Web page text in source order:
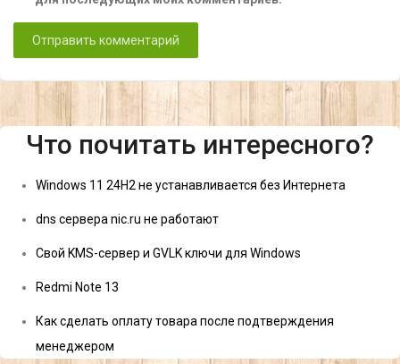
Что почитать интересного?
Windows 11 24H2 не устанавливается без Интернета
dns сервера nic.ru не работают
Свой KMS-сервер и GVLK ключи для Windows
Redmi Note 13
Как сделать оплату товара после подтверждения
менеджером